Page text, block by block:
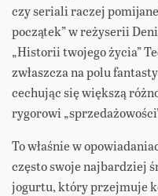
czy seriali raczej
początek” w reżyserii
„Historii twojego życia”
zwłaszcza na polu
cechując się większą
rygorowi
To właśnie w
często swoje najbardziej
jogurtu, który przejmuje